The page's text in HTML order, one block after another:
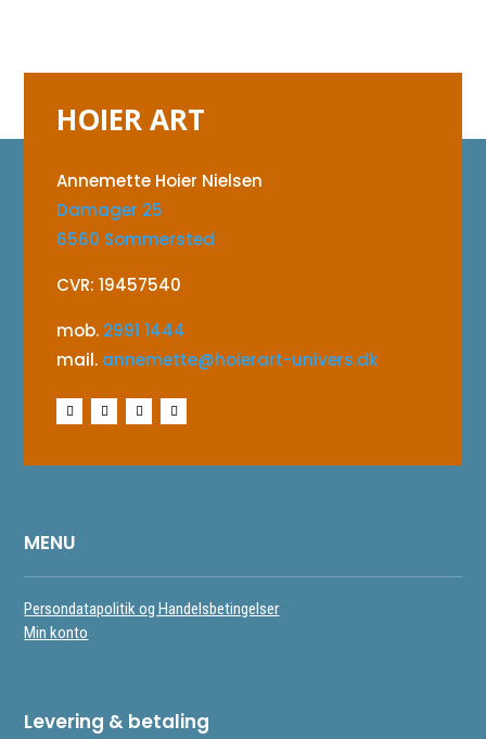
HOIER ART
Annemette Hoier Nielsen
Damager 25
6560 Sommersted
CVR: 19457540
mob. 2991 1444
mail. annemette@hoierart-univers.dk
MENU
Persondatapolitik og Handelsbetingelser
Min konto
Levering & betaling